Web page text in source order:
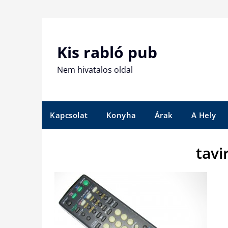
Kis rabló pub
Nem hivatalos oldal
Kapcsolat Konyha Árak A Hely